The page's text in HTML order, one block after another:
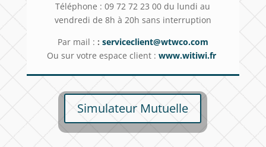
Téléphone : 09 72 72 23 00 du lundi au
vendredi de 8h à 20h sans interruption
Par mail : : serviceclient@wtwco.com
Ou sur votre espace client :www.witiwi.fr
Simulateur Mutuelle